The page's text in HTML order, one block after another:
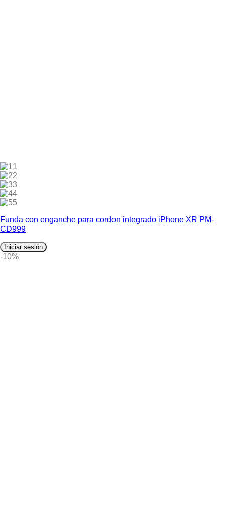
1
2
3
4
5
Funda con enganche para cordon integrado iPhone XR PM-
CD999
Iniciar sesión
-10%